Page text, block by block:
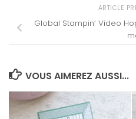
ARTICLE
Global Stampin’ Video
VOUS AIMEREZ AUSSI...